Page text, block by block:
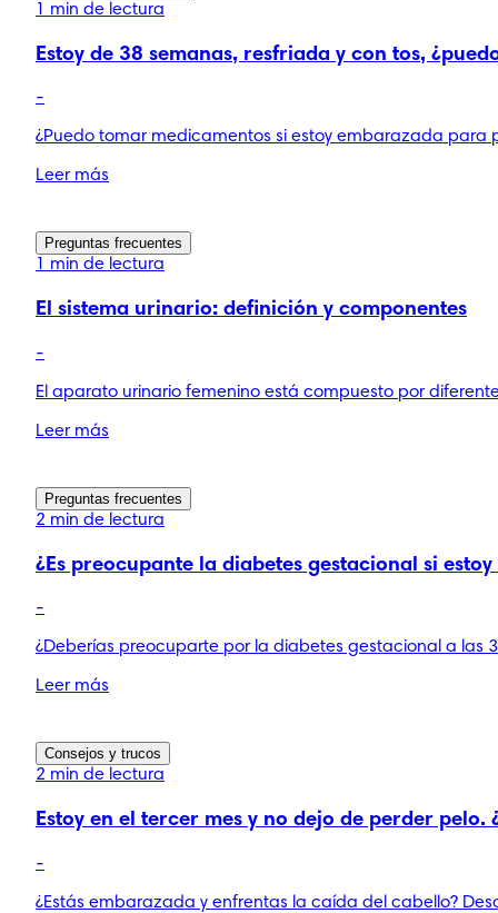
1 min de lectura
Estoy de 38 semanas, resfriada y con tos,
-
¿Puedo tomar medicamentos si estoy embarazada para
Leer más
Preguntas frecuentes
1 min de lectura
El sistema urinario: definición y componentes
-
El aparato urinario femenino está compuesto por
Leer más
Preguntas frecuentes
2 min de lectura
¿Es preocupante la diabetes gestacional si estoy
-
¿Deberías preocuparte por la diabetes gestacional a las
Leer más
Consejos y trucos
2 min de lectura
Estoy en el tercer mes y no dejo de perder pelo.
-
¿Estás embarazada y enfrentas la caída del cabello?